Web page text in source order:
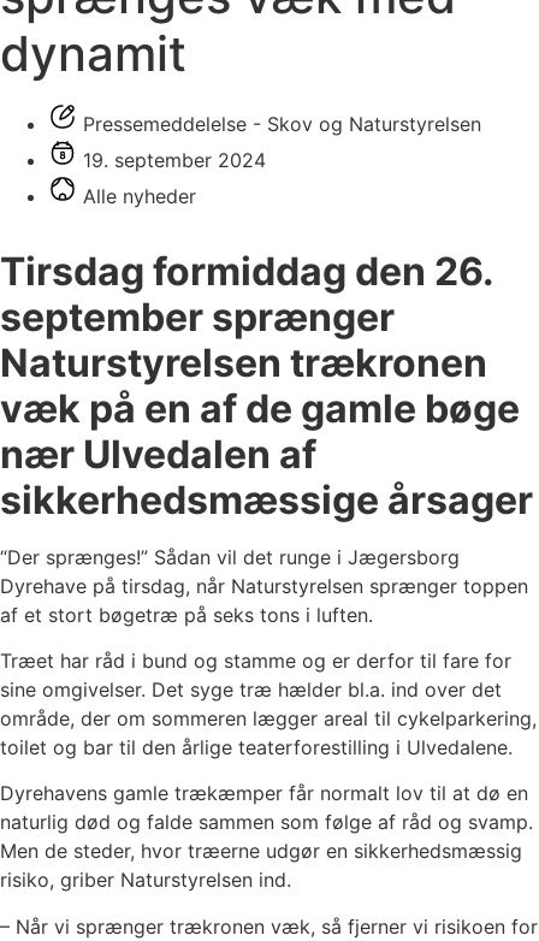
dynamit
Pressemeddelelse - Skov og Naturstyrelsen
19. september 2024
Alle nyheder
Tirsdag formiddag den 26.
september sprænger
Naturstyrelsen trækronen
væk på en af de gamle bøge
nær Ulvedalen af
sikkerhedsmæssige årsager
“Der sprænges!” Sådan vil det runge i Jægersborg
Dyrehave på tirsdag, når Naturstyrelsen sprænger toppen
af et stort bøgetræ på seks tons i luften.
Træet har råd i bund og stamme og er derfor til fare for
sine omgivelser. Det syge træ hælder bl.a. ind over det
område, der om sommeren lægger areal til cykelparkering,
toilet og bar til den årlige teaterforestilling i Ulvedalene.
Dyrehavens gamle trækæmper får normalt lov til at dø en
naturlig død og falde sammen som følge af råd og svamp.
Men de steder, hvor træerne udgør en sikkerhedsmæssig
risiko, griber Naturstyrelsen ind.
– Når vi sprænger trækronen væk, så fjerner vi risikoen for